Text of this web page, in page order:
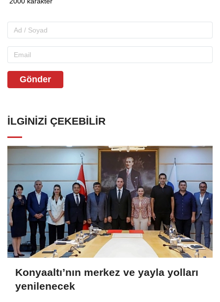
Gönder
İLGINIZI ÇEKEBILIR
Konyaaltı’nın merkez ve yayla yolları
yenilenecek